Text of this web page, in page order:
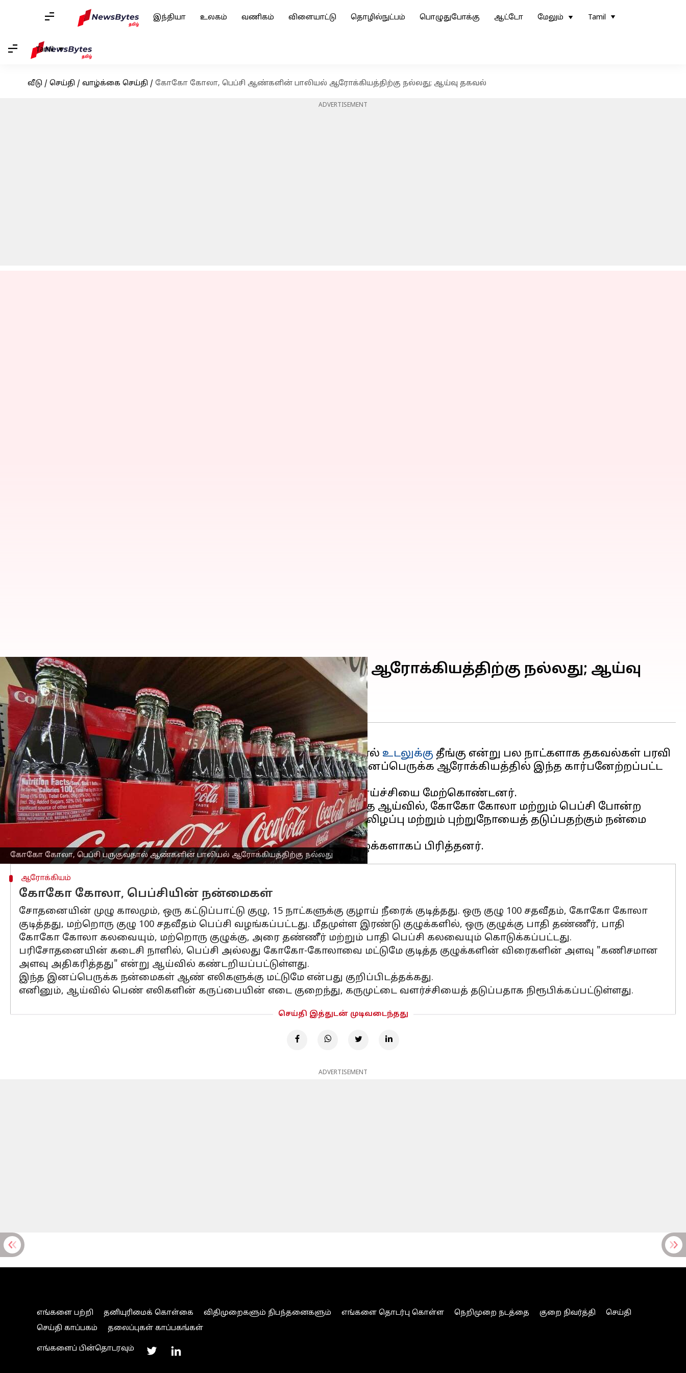
இந்தியா உலகம் வணிகம் விளையாட்டு தொழில்நுட்பம் பொழுதுபோக்கு ஆட்டோ மேலும் Tamil
Tamil
வீடு / செய்தி / வாழ்க்கை செய்தி / கோகோ கோலா, பெப்சி ஆண்களின் பாலியல் ஆரோக்கியத்திற்கு நல்லது; ஆய்வு தகவல்
ADVERTISEMENT
கோகோ கோலா, பெப்சி பருகுவதால் ஆண்களின் பாலியல் ஆரோக்கியத்திற்கு நல்லது
கோகோ கோலா, பெப்சி ஆண்களின் பாலியல் ஆரோக்கியத்திற்கு நல்லது; ஆய்வு
தகவல்
எழுதியவர் Venkatalakshmi V Mar 02, 2023 09:05 am
செய்தி முன்னோட்டம்
கோகோ கோலா மற்றும் பெப்சி போன்ற குளிர்பானங்கள் பருகுவதால் உடலுக்கு தீங்கு என்று பல நாட்களாக தகவல்கள் பரவி
வந்த நிலையில், தற்போதைய ஆராய்ச்சிகளின் படி, ஆண்களின் இனப்பெருக்க ஆரோக்கியத்தில் இந்த கார்பனேற்றப்பட்ட
பானங்கள் நேர்மறை தாக்கம் கொண்டிருப்பதாக தெரிகிறது.
சீனாவின் பல்கலைக்கழக விஞ்ஞானிகள், 150 எலிகளில் இந்த ஆராய்ச்சியை மேற்கொண்டனர்.
அமெரிக்காவின் தேசிய மருத்துவ நூலகத்தில் வெளியிடப்பட்ட இந்த ஆய்வில், கோகோ கோலா மற்றும் பெப்சி போன்ற
பானங்கள் பருகுவது, விரைகளின் வளர்ச்சிக்கும், புரோஸ்டேட் செயலிழப்பு மற்றும் புற்றுநோயைத் தடுப்பதற்கும் நன்மை
பயக்கும் என்பதைக் காட்டுகிறது.
ஆரோக்கியம்
கோகோ கோலா, பெப்சியின் நன்மைகள்
சோதனையின் முழு காலமும், ஒரு கட்டுப்பாட்டு குழு, 15 நாட்களுக்கு குழாய் நீரைக் குடித்தது. ஒரு குழு 100 சதவீதம், கோகோ கோலா
குடித்தது, மற்றொரு குழு 100 சதவீதம் பெப்சி வழங்கப்பட்டது. மீதமுள்ள இரண்டு குழுக்களில், ஒரு குழுக்கு பாதி தண்ணீர், பாதி
கோகோ கோலா கலவையும், மற்றொரு குழுக்கு, அரை தண்ணீர் மற்றும் பாதி பெப்சி கலவையும் கொடுக்கப்பட்டது.
பரிசோதனையின் கடைசி நாளில், பெப்சி அல்லது கோகோ-கோலாவை மட்டுமே குடித்த குழுக்களின் விரைகளின் அளவு "கணிசமான
அளவு அதிகரித்தது" என்று ஆய்வில் கண்டறியப்பட்டுள்ளது.
இந்த இனப்பெருக்க நன்மைகள் ஆண் எலிகளுக்கு மட்டுமே என்பது குறிப்பிடத்தக்கது.
எனினும், ஆய்வில் பெண் எலிகளின் கருப்பையின் எடை குறைந்து, கருமுட்டை வளர்ச்சியைத் தடுப்பதாக நிரூபிக்கப்பட்டுள்ளது.
செய்தி இத்துடன் முடிவடைந்தது
ADVERTISEMENT
எங்களை பற்றி தனியுரிமைக் கொள்கை விதிமுறைகளும் நிபந்தனைகளும் எங்களை தொடர்பு கொள்ள நெறிமுறை நடத்தை குறை நிவர்த்தி
செய்தி
செய்தி காப்பகம்
தலைப்புகள் காப்பகங்கள்
எங்களைப் பின்தொடரவும்